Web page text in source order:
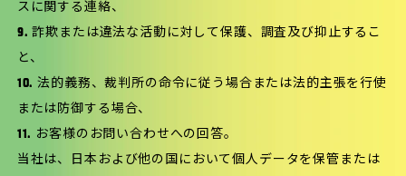
スに関する連絡、
9. 詐欺または違法な活動に対して保護、調査及び抑止するこ
と、
10. 法的義務、裁判所の命令に従う場合または法的主張を行使
または防御する場合、
11. お客様のお問い合わせへの回答。
当社は、日本および他の国において個人データを保管または